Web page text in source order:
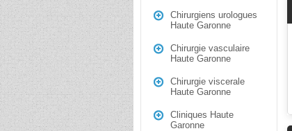
Chirurgiens urologues
Haute Garonne
Chirurgie vasculaire
Haute Garonne
Chirurgie viscerale
Haute Garonne
Cliniques Haute
Garonne